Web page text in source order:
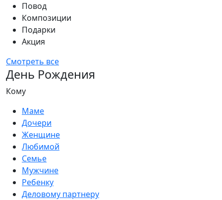
Повод
Композиции
Подарки
Акция
Смотреть все
День Рождения
Кому
Маме
Дочери
Женщине
Любимой
Семье
Мужчине
Ребенку
Деловому партнеру